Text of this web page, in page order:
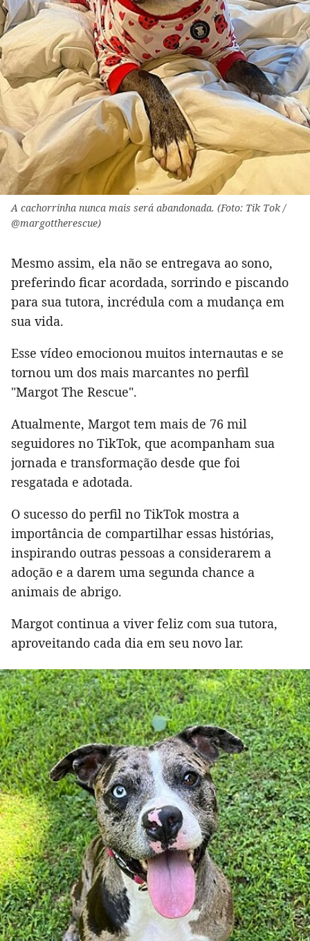
A cachorrinha nunca mais será abandonada. (Foto: Tik Tok /
@margottherescue)
Mesmo assim, ela não se entregava ao sono,
preferindo ficar acordada, sorrindo e piscando
para sua tutora, incrédula com a mudança em
sua vida.
Esse vídeo emocionou muitos internautas e se
tornou um dos mais marcantes no perfil
"Margot The Rescue".
Atualmente, Margot tem mais de 76 mil
seguidores no TikTok, que acompanham sua
jornada e transformação desde que foi
resgatada e adotada.
O sucesso do perfil no TikTok mostra a
importância de compartilhar essas histórias,
inspirando outras pessoas a considerarem a
adoção e a darem uma segunda chance a
animais de abrigo.
Margot continua a viver feliz com sua tutora,
aproveitando cada dia em seu novo lar.